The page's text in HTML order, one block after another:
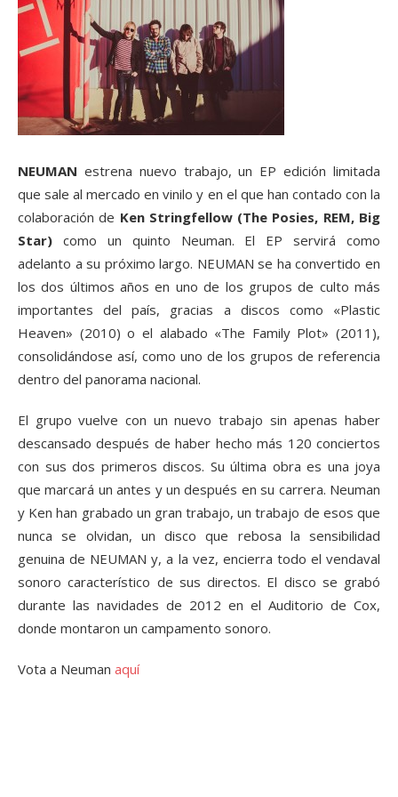
NEUMAN estrena nuevo trabajo, un EP edición limitada
que sale al mercado en vinilo y en el que han contado con la
colaboración de Ken Stringfellow (The Posies, REM, Big
Star) como un quinto Neuman. El EP servirá como
adelanto a su próximo largo. NEUMAN se ha convertido en
los dos últimos años en uno de los grupos de culto más
importantes del país, gracias a discos como «Plastic
Heaven» (2010) o el alabado «The Family Plot» (2011),
consolidándose así, como uno de los grupos de referencia
dentro del panorama nacional.
El grupo vuelve con un nuevo trabajo sin apenas haber
descansado después de haber hecho más 120 conciertos
con sus dos primeros discos. Su última obra es una joya
que marcará un antes y un después en su carrera. Neuman
y Ken han grabado un gran trabajo, un trabajo de esos que
nunca se olvidan, un disco que rebosa la sensibilidad
genuina de NEUMAN y, a la vez, encierra todo el vendaval
sonoro característico de sus directos. El disco se grabó
durante las navidades de 2012 en el Auditorio de Cox,
donde montaron un campamento sonoro.
Vota a Neuman aquí